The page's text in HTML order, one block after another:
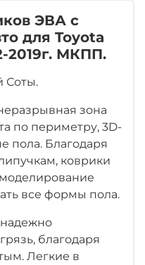
ЭВА с
для Toyota
2019г. МКПП.
Соты.
зона
по периметру, 3D-
пола. Благодаря
коврики
все формы пола.
благодаря
Легкие в